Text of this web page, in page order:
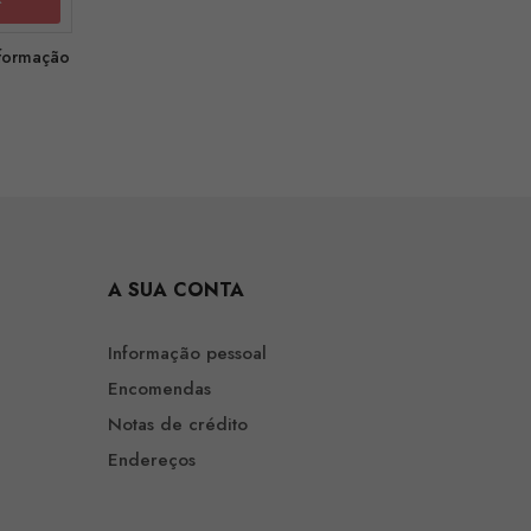
A SUA CONTA
Informação pessoal
Encomendas
Notas de crédito
Endereços